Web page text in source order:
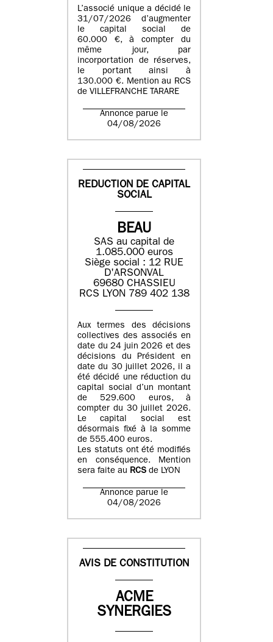
L’associé unique a décidé le
31/07/2026 d’augmenter
le capital social de
60.000 €, à compter du
même jour, par
incorportation de réserves,
le portant ainsi à
130.000 €. Mention au RCS
de VILLEFRANCHE TARARE
Annonce parue le
04/08/2026
REDUCTION DE CAPITAL
SOCIAL
BEAU
SAS au capital de
1.085.000 euros
Siège social : 12 RUE
D'ARSONVAL
69680 CHASSIEU
RCS LYON 789 402 138
Aux termes des décisions
collectives des associés en
date du 24 juin 2026 et des
décisions du Président en
date du 30 juillet 2026, il a
été décidé une réduction du
capital social d’un montant
de 529.600 euros, à
compter du 30 juillet 2026.
Le capital social est
désormais fixé à la somme
de 555.400 euros.
Les statuts ont été modifiés
en conséquence. Mention
sera faite au RCS de LYON
Annonce parue le
04/08/2026
AVIS DE CONSTITUTION
ACME
SYNERGIES